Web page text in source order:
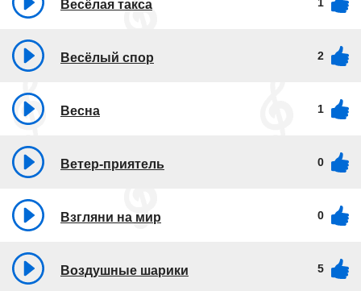
Весёлая такса
Весёлый спор 2
Весна 1
Ветер-приятель 0
Взгляни на мир 0
Воздушные шарики 5